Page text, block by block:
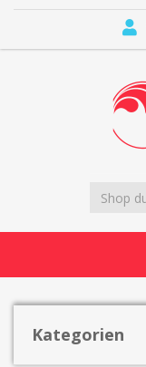
Kategorien